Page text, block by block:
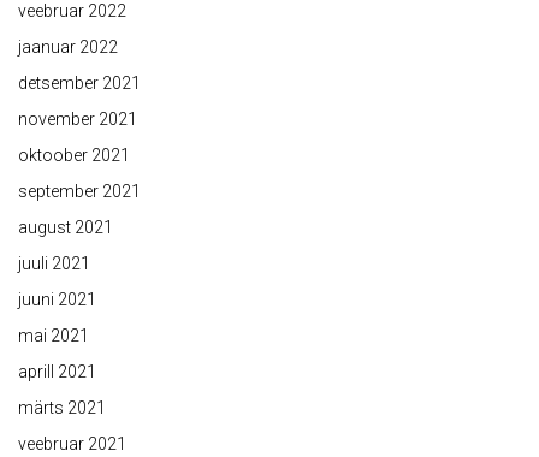
veebruar 2022
jaanuar 2022
detsember 2021
november 2021
oktoober 2021
september 2021
august 2021
juuli 2021
juuni 2021
mai 2021
aprill 2021
märts 2021
veebruar 2021